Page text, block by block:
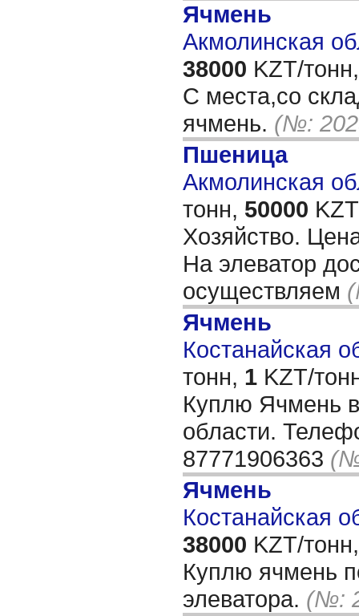
Ячмень
Акмолинская
38000 KZT/тонн,
С места,со
ячмень. (№:
Пшеница
Акмолинская
тонн, 50000
Хозяйство.
На элеватор
осуществляем
Ячмень
Костанайская
тонн, 1 KZT/
Куплю Ячмень
области.
87771906363
Ячмень
Костанайская
38000 KZT/тонн,
Куплю ячмень
элеватора. (№: